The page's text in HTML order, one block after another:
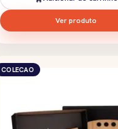
Ver produto
COLECAO